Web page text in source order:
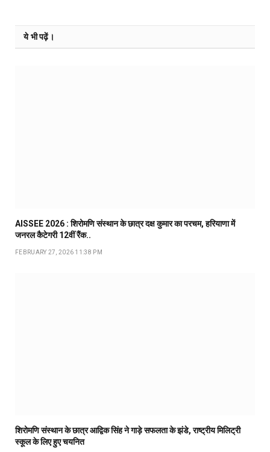
ये भी पढ़ें।
AISSEE 2026 : शिरोमणि संस्थान के छात्र दक्ष कुमार का परचम, हरियाणा में
जनरल कैटेगरी 12वीं रैंक..
FEBRUARY 27, 2026 11:38 PM
शिरोमणि संस्थान के छात्र आद्विक सिंह ने गाड़े सफलता के झंडे, राष्ट्रीय मिलिट्री
स्कूल के लिए हुए चयनित